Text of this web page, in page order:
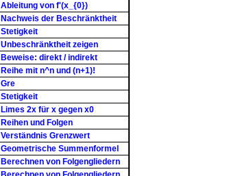
Ableitung von f'(x_{0})
Nachweis der Beschränktheit
Stetigkeit
Unbeschränktheit zeigen
Beweise: direkt / indirekt
Reihe mit n^n und (n+1)!
Gre
Stetigkeit
Limes 2x für x gegen x0
Reihen und Folgen
Verständnis Grenzwert
Geometrische Summenformel
Berechnen von Folgengliedern